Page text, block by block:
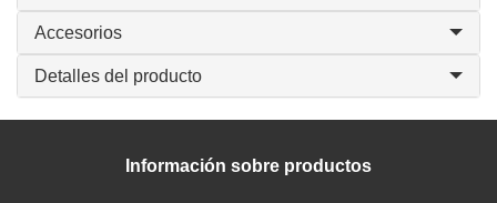
Accesorios
Detalles del producto
Información sobre productos